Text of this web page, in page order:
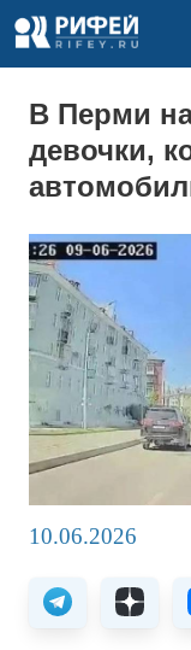
В Перми
девочки,
10.06.2026